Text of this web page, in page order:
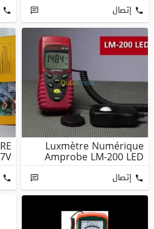
إتصال
Luxmètre Numérique
Amprobe LM-200 LED
إتصال